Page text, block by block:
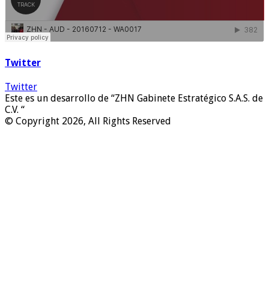
Twitter
Twitter
Este es un desarrollo de “ZHN Gabinete Estratégico S.A.S. de
C.V. “
© Copyright 2026, All Rights Reserved